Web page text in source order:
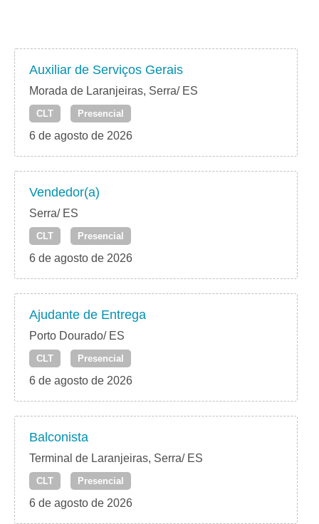
Auxiliar de Serviços Gerais
Morada de Laranjeiras, Serra/ ES
CLT Presencial
6 de agosto de 2026
Vendedor(a)
Serra/ ES
CLT Presencial
6 de agosto de 2026
Ajudante de Entrega
Porto Dourado/ ES
CLT Presencial
6 de agosto de 2026
Balconista
Terminal de Laranjeiras, Serra/ ES
CLT Presencial
6 de agosto de 2026